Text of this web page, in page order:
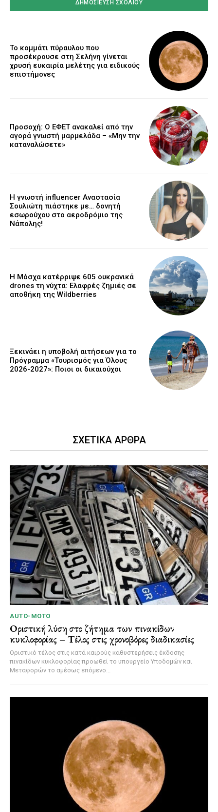
Το κομμάτι πύραυλου που
προσέκρουσε στη Σελήνη γίνεται
χρυσή ευκαιρία μελέτης για ειδικούς
επιστήμονες
Προσοχή: Ο ΕΦΕΤ ανακαλεί από την
αγορά γνωστή μαρμελάδα – «Μην την
καταναλώσετε»
Η γνωστή influencer Αναστασία
Σουλιώτη πιάστηκε με… δονητή
εσωρούχου στο αεροδρόμιο της
Νάπολης!
Η Μόσχα κατέρριψε 605 ουκρανικά
drones τη νύχτα: Ελαφρές ζημιές σε
αποθήκη της Wildberries
Ξεκινάει η υποβολή αιτήσεων για το
Πρόγραμμα «Τουρισμός για Όλους
2026-2027»: Ποιοι οι δικαιούχοι
ΣΧΕΤΙΚΑ ΑΡΘΡΑ
AUTO-MOTO
Οριστική λύση στο ζήτημα των πινακίδων
κυκλοφορίας – Τέλος στις χρονοβόρες διαδικασίες
Οριστικό τέλος στις κατά καιρούς καθυστερήσεις έκδοσης
πινακίδων κυκλοφορίας προωθεί το υπουργείο Υποδομών και
Μεταφορών το αμέσως επόμενο...